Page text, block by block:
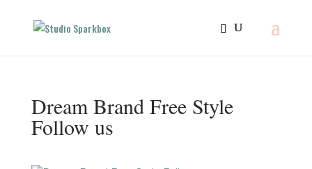
Dream Brand Free Style
Follow us